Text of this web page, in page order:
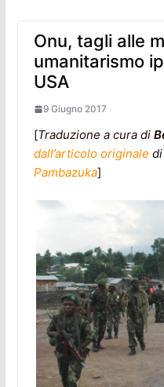
Onu, tagli alle
umanitarismo
USA
9 Giugno 2017
[Traduzione a cura di
dall’articolo originale
Pambazuka]